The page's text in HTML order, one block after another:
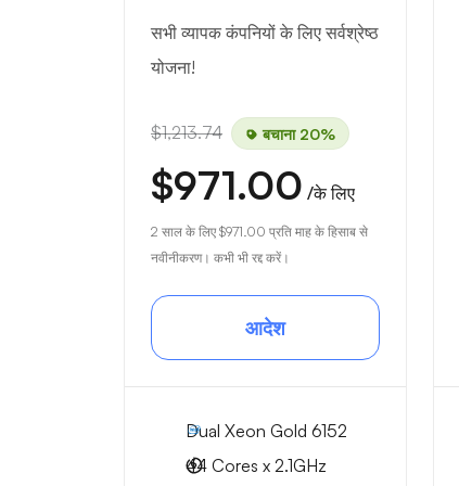
सभी व्यापक कंपनियों के लिए सर्वश्रेष्ठ
योजना!
$1,213.74 बचाना 20%
$971.00 /के लिए
2 साल के लिए $971.00 प्रति माह के हिसाब से
नवीनीकरण। कभी भी रद्द करें।
आदेश
Dual Xeon Gold 6152
44 Cores x 2.1GHz